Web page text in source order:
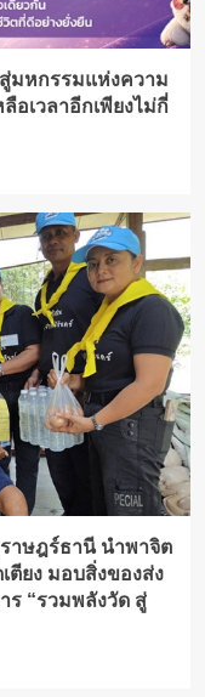
มหกรรมแห่งความ
อเวลาอีกเพียงไม่กี่
าษฎร์ธานี นำพาจิต
ตียง มอบสิ่งของส่ง
ร “รวมพลังวัด สู่